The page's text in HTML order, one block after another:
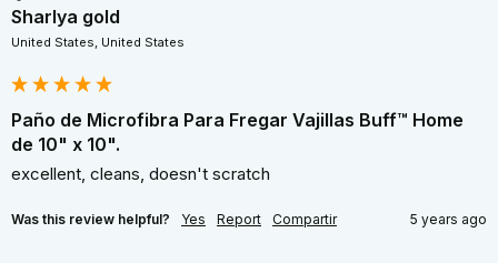
Sharlya gold
United States, United States
Paño de Microfibra Para Fregar Vajillas Buff™ Home
de 10" x 10".
excellent, cleans, doesn't scratch
Was this review helpful? Yes Report Compartir 5 years ago